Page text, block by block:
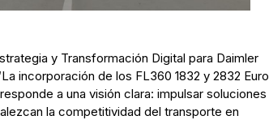
y Transformación Digital para Daimler
incorporación de los FL360 1832 y 2832 Euro
a una visión clara: impulsar soluciones
la competitividad del transporte en